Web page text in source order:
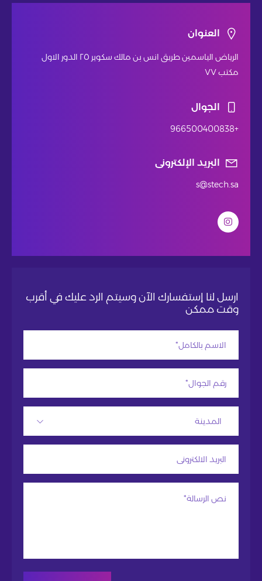
العنوان
الرياض الياسمين طريق انس بن مالك سكوير ٢٥ الدور الاول
مكتب ٧٧
الجوال
+966500400838
البريد الإلكترونى
s@stech.sa
ارسل لنا إستفسارك الآن وسيتم الرد عليك في أقرب
وقت ممكن
المدينة